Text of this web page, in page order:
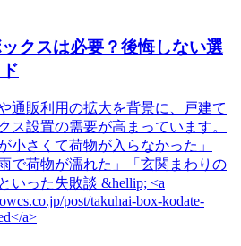
クスは必要？後悔しない選
通販利用の拡大を背景に、戸建て
ス設置の需要が高まっています。
小さくて荷物が入らなかった」
で荷物が濡れた」「玄関まわりの
いった失敗談 &hellip; <a
post/takuhai-box-kodate-
a>